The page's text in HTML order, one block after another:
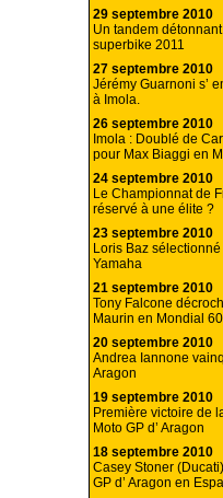
29 septembre 2010
Un tandem
superbike 2011
27 septembre 2010
Jérémy Guarnoni s’
à Imola.
26 septembre 2010
Imola : Doublé de
pour Max Biaggi en
24 septembre 2010
Le Championnat de
réservé à une élite ?
23 septembre 2010
Loris Baz
Yamaha
21 septembre 2010
Tony Falcone
Maurin en Mondial
20 septembre 2010
Andrea Iannone
Aragon
19 septembre 2010
Première victoire de
Moto GP d’ Aragon
18 septembre 2010
Casey Stoner
GP d’ Aragon en